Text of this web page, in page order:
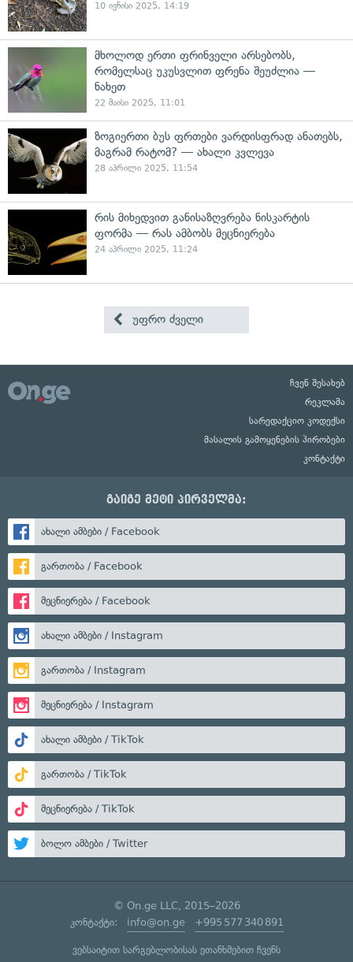
10 ივნისი 2025, 14:19
მხოლოდ ერთი ფრინველი არსებობს,
რომელსაც უკუსვლით ფრენა შეუძლია —
ნახეთ
22 მაისი 2025, 11:01
ზოგიერთი ბუს ფრთები ვარდისფრად ანათებს,
მაგრამ რატომ? — ახალი კვლევა
28 აპრილი 2025, 11:54
რის მიხედვით განისაზღვრება ნისკარტის
ფორმა — რას ამბობს მეცნიერება
24 აპრილი 2025, 11:24
უფრო ძველი
ჩვენ შესახებ
რეკლამა
სარედაქციო კოდექსი
მასალის გამოყენების პირობები
კონტაქტი
გაიგე მეტი პირველმა:
ახალი ამბები / Facebook
გართობა / Facebook
მეცნიერება / Facebook
ახალი ამბები / Instagram
გართობა / Instagram
მეცნიერება / Instagram
ახალი ამბები / TikTok
გართობა / TikTok
მეცნიერება / TikTok
ბოლო ამბები / Twitter
© On.ge LLC, 2015–2026
კონტაქტი: info@on.ge +995 577 340 891
ვებსაიტით სარგებლობისას ეთანხმებით ჩვენს